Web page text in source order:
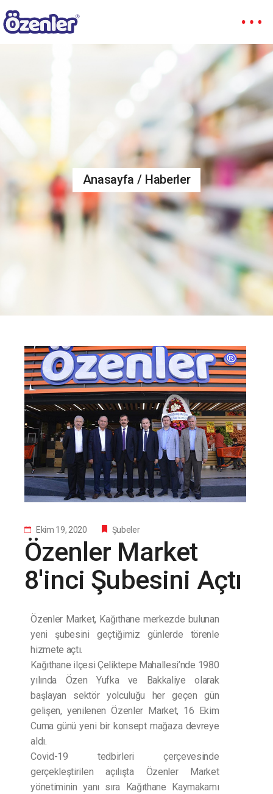
Anasayfa Haberler
Ekim 19, 2020 Şubeler
Özenler Market
8'inci Şubesini Açtı
Özenler Market, Kağıthane merkezde bulunan
yeni şubesini geçtiğimiz günlerde törenle
hizmete açtı.
Kağıthane ilçesi Çeliktepe Mahallesi’nde 1980
yılında Özen Yufka ve Bakkaliye olarak
başlayan sektör yolculuğu her geçen gün
gelişen, yenilenen Özenler Market, 16 Ekim
Cuma günü yeni bir konsept mağaza devreye
aldı.
Covid-19 tedbirleri çerçevesinde
gerçekleştirilen açılışta Özenler Market
yönetiminin yanı sıra Kağıthane Kaymakamı